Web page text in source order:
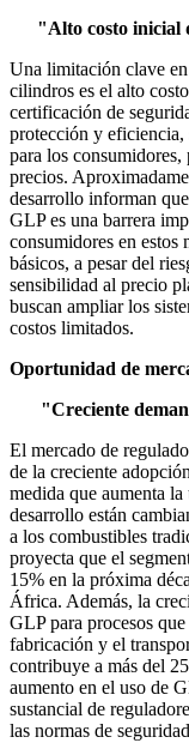
"Alto costo inicial
Una limitación clave
cilindros es el alto
certificación de
protección y eficiencia,
para los consumidores,
precios.
desarrollo informan
GLP es una barrera
consumidores en estos
básicos, a pesar del
sensibilidad al precio
buscan ampliar los
costos limitados.
Oportunidad de
"Creciente
El mercado de
de la creciente
medida que aumenta
desarrollo están
a los combustibles
proyecta que el
15% en la próxima
África. Además, la
GLP para procesos
fabricación y el
contribuye a más del
aumento en el uso de
sustancial de
las normas de